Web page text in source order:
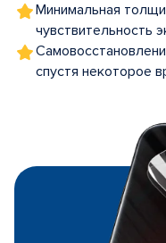
Минимальная
чувствительность
спустя некоторое